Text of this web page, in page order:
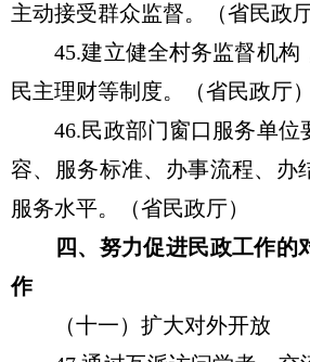
主动接受群众监督。（省民政厅
45.建立健全村务监督机构
民主理财等制度。（省民政厅）
46.民政部门窗口服务单位
容、服务标准、办事流程、办
服务水平。（省民政厅）
四、努力促进民政工作的
作
（十一）扩大对外开放